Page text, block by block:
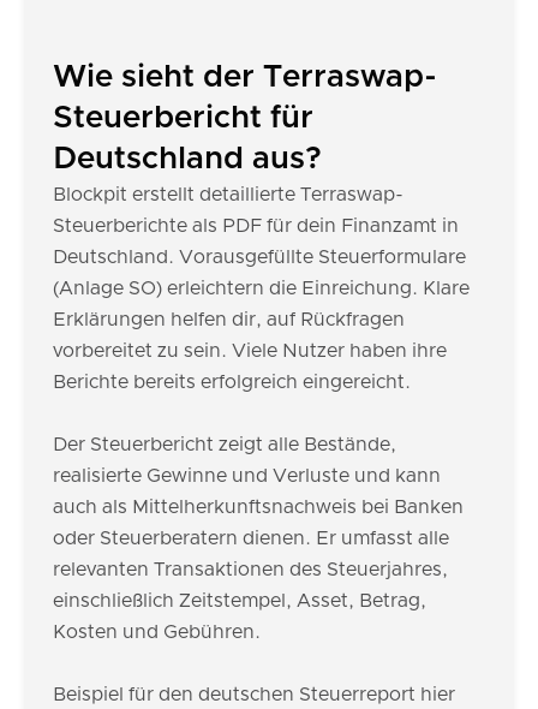
Wie sieht der Terraswap-
Steuerbericht für
Deutschland aus?
Blockpit erstellt detaillierte Terraswap-
Steuerberichte als PDF für dein Finanzamt in
Deutschland. Vorausgefüllte Steuerformulare
(Anlage SO) erleichtern die Einreichung. Klare
Erklärungen helfen dir, auf Rückfragen
vorbereitet zu sein. Viele Nutzer haben ihre
Berichte bereits erfolgreich eingereicht.
Der Steuerbericht zeigt alle Bestände,
realisierte Gewinne und Verluste und kann
auch als Mittelherkunftsnachweis bei Banken
oder Steuerberatern dienen. Er umfasst alle
relevanten Transaktionen des Steuerjahres,
einschließlich Zeitstempel, Asset, Betrag,
Kosten und Gebühren.
Beispiel für den deutschen Steuerreport hier